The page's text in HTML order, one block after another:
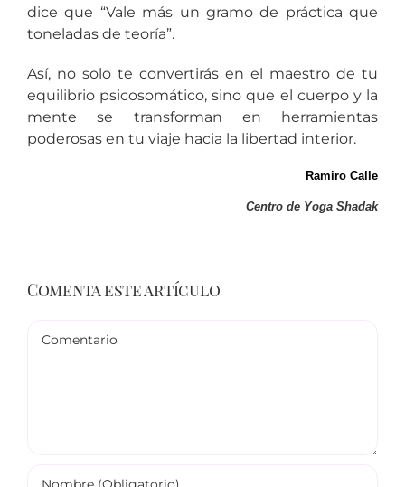
dice que “Vale más un gramo de práctica que
toneladas de teoría”.
Así, no solo te convertirás en el maestro de tu
equilibrio psicosomático, sino que el cuerpo y la
mente se transforman en herramientas
poderosas en tu viaje hacia la libertad interior.
Ramiro Calle
Centro de Yoga Shadak
Comenta este artículo